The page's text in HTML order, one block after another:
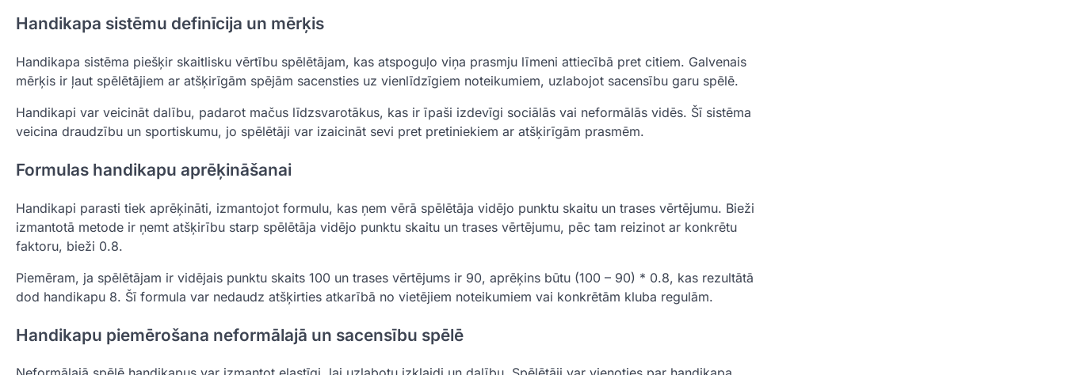
Handikapa sistēmu definīcija un mērķis
Handikapa sistēma piešķir skaitlisku vērtību spēlētājam, kas atspoguļo viņa prasmju līmeni attiecībā pret citiem. Galvenais
mērķis ir ļaut spēlētājiem ar atšķirīgām spējām sacensties uz vienlīdzīgiem noteikumiem, uzlabojot sacensību garu spēlē.
Handikapi var veicināt dalību, padarot mačus līdzsvarotākus, kas ir īpaši izdevīgi sociālās vai neformālās vidēs. Šī sistēma
veicina draudzību un sportiskumu, jo spēlētāji var izaicināt sevi pret pretiniekiem ar atšķirīgām prasmēm.
Formulas handikapu aprēķināšanai
Handikapi parasti tiek aprēķināti, izmantojot formulu, kas ņem vērā spēlētāja vidējo punktu skaitu un trases vērtējumu. Bieži
izmantotā metode ir ņemt atšķirību starp spēlētāja vidējo punktu skaitu un trases vērtējumu, pēc tam reizinot ar konkrētu
faktoru, bieži 0.8.
Piemēram, ja spēlētājam ir vidējais punktu skaits 100 un trases vērtējums ir 90, aprēķins būtu (100 – 90) * 0.8, kas rezultātā
dod handikapu 8. Šī formula var nedaudz atšķirties atkarībā no vietējiem noteikumiem vai konkrētām kluba regulām.
Handikapu piemērošana neformālajā un sacensību spēlē